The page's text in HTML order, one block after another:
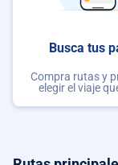
Busca tus
Compra rutas y
elegir el viaje